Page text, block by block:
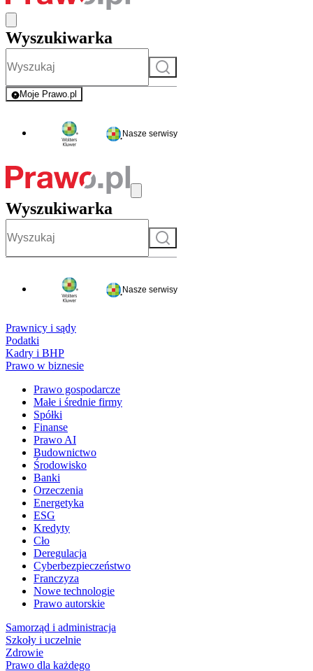
Wyszukiwarka
Szukaj
Moje Prawo.pl
- rejestracja i logowanie do serwisu
Nasze serwisy
Wyszukiwarka
Szukaj
Nasze serwisy
Prawnicy i sądy
Podatki
Kadry i BHP
Prawo w biznesie
Prawo gospodarcze
Małe i średnie firmy
Spółki
Finanse
Prawo AI
Budownictwo
Środowisko
Banki
Orzeczenia
Energetyka
ESG
Kredyty
Cło
Deregulacja
Cyberbezpieczeństwo
Franczyza
Nowe technologie
Prawo autorskie
Samorząd i administracja
Szkoły i uczelnie
Zdrowie
Prawo dla każdego